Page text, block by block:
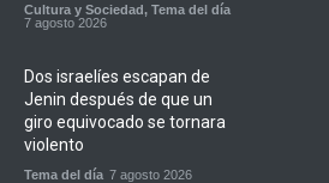
Cultura y Sociedad, Tema del día
7 agosto 2026
Dos israelíes escapan de
Jenin después de que un
giro equivocado se tornara
violento
Tema del día 7 agosto 2026